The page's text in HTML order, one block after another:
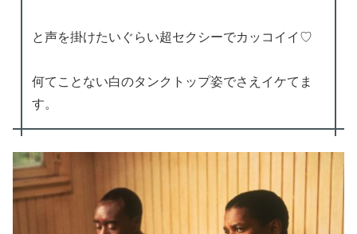
と声を掛けたいぐらい超セクシーでカッコイイ♡
何てことない白のタンクトップ姿でさえイケてま
す。